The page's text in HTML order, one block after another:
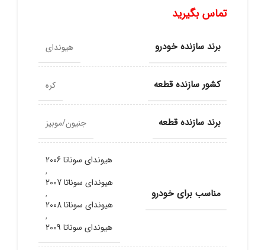
تماس بگیرید
برند سازنده خودرو هیوندای
کشور سازنده قطعه کره
برند سازنده قطعه جنیون/موبیز
مناسب برای خودرو
هیوندای سوناتا 2006
,
هیوندای سوناتا 2007
,
هیوندای سوناتا 2008
,
هیوندای سوناتا 2009